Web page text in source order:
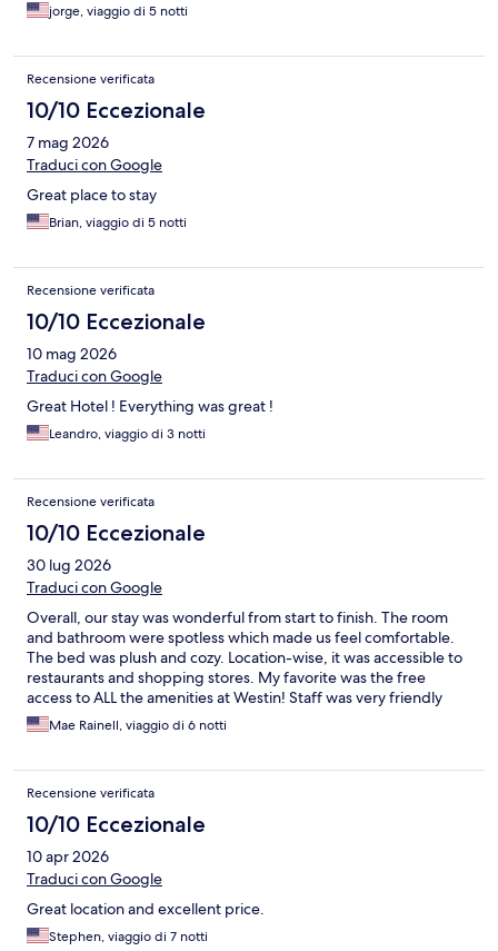
jorge, viaggio di 5 notti
Recensione verificata
10/10 Eccezionale
7 mag 2026
Traduci con Google
Great place to stay
Brian, viaggio di 5 notti
Recensione verificata
10/10 Eccezionale
10 mag 2026
Traduci con Google
Great Hotel ! Everything was great !
Leandro, viaggio di 3 notti
Recensione verificata
10/10 Eccezionale
30 lug 2026
Traduci con Google
Overall, our stay was wonderful from start to finish. The room
and bathroom were spotless which made us feel comfortable.
The bed was plush and cozy. Location-wise, it was accessible to
restaurants and shopping stores. My favorite was the free
access to ALL the amenities at Westin! Staff was very friendly
and accommodating. Will definitely come back here!!
Mae Rainell, viaggio di 6 notti
Recensione verificata
10/10 Eccezionale
10 apr 2026
Traduci con Google
Great location and excellent price.
Stephen, viaggio di 7 notti